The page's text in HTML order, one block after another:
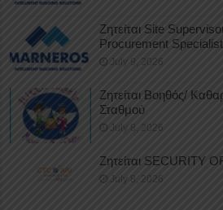
Ζητείται Site
Procurement Specialist
July 9, 2026
Ζητείται Βοηθός/
Σταθμού
July 8, 2026
Ζητείται SECURITY
July 8, 2026